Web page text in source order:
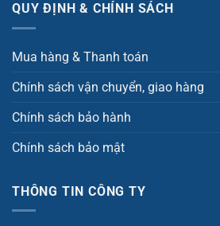
QUY ĐỊNH & CHÍNH SÁCH
Mua hàng & Thanh toán
Chính sách vận chuyển, giao hàng
Chính sách bảo hành
Chính sách bảo mật
THÔNG TIN CÔNG TY